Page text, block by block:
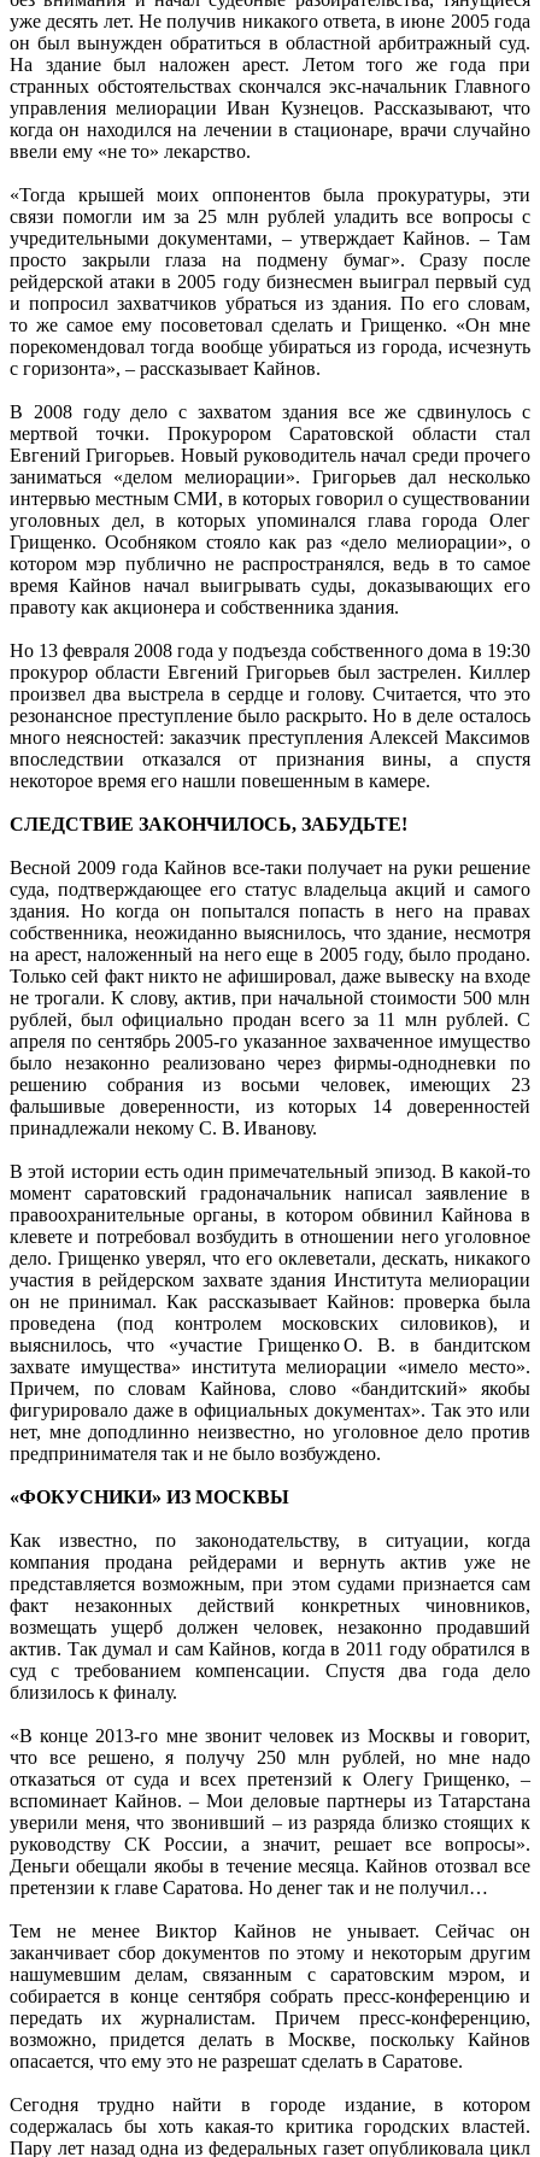
уже десять лет. Не получив никакого ответа, в июне 2005 года
он был вынужден обратиться в областной арбитражный суд.
На здание был наложен арест. Летом того же года при
странных обстоятельствах скончался экс-начальник Главного
управления мелиорации Иван Кузнецов. Рассказывают, что
когда он находился на лечении в стационаре, врачи случайно
ввели ему «не то» лекарство.
«Тогда крышей моих оппонентов была прокуратуры, эти
связи помогли им за 25 млн рублей уладить все вопросы с
учредительными документами, – утверждает Кайнов. – Там
просто закрыли глаза на подмену бумаг». Сразу после
рейдерской атаки в 2005 году бизнесмен выиграл первый суд
и попросил захватчиков убраться из здания. По его словам,
то же самое ему посоветовал сделать и Грищенко. «Он мне
порекомендовал тогда вообще убираться из города, исчезнуть
с горизонта», – рассказывает Кайнов.
В 2008 году дело с захватом здания все же сдвинулось с
мертвой точки. Прокурором Саратовской области стал
Евгений Григорьев. Новый руководитель начал среди прочего
заниматься «делом мелиорации». Григорьев дал несколько
интервью местным СМИ, в которых говорил о существовании
уголовных дел, в которых упоминался глава города Олег
Грищенко. Особняком стояло как раз «дело мелиорации», о
котором мэр публично не распространялся, ведь в то самое
время Кайнов начал выигрывать суды, доказывающих его
правоту как акционера и собственника здания.
Но 13 февраля 2008 года у подъезда собственного дома в 19:30
прокурор области Евгений Григорьев был застрелен. Киллер
произвел два выстрела в сердце и голову. Считается, что это
резонансное преступление было раскрыто. Но в деле осталось
много неясностей: заказчик преступления Алексей Максимов
впоследствии отказался от признания вины, а спустя
некоторое время его нашли повешенным в камере.
СЛЕДСТВИЕ ЗАКОНЧИЛОСЬ, ЗАБУДЬТЕ!
Весной 2009 года Кайнов все-таки получает на руки решение
суда, подтверждающее его статус владельца акций и самого
здания. Но когда он попытался попасть в него на правах
собственника, неожиданно выяснилось, что здание, несмотря
на арест, наложенный на него еще в 2005 году, было продано.
Только сей факт никто не афишировал, даже вывеску на входе
не трогали. К слову, актив, при начальной стоимости 500 млн
рублей, был официально продан всего за 11 млн рублей. С
апреля по сентябрь 2005-го указанное захваченное имущество
было незаконно реализовано через фирмы-однодневки по
решению собрания из восьми человек, имеющих 23
фальшивые доверенности, из которых 14 доверенностей
принадлежали некому С. В. Иванову.
В этой истории есть один примечательный эпизод. В какой-то
момент саратовский градоначальник написал заявление в
правоохранительные органы, в котором обвинил Кайнова в
клевете и потребовал возбудить в отношении него уголовное
дело. Грищенко уверял, что его оклеветали, дескать, никакого
участия в рейдерском захвате здания Института мелиорации
он не принимал. Как рассказывает Кайнов: проверка была
проведена (под контролем московских силовиков), и
выяснилось, что «участие Грищенко О. В. в бандитском
захвате имущества» института мелиорации «имело место».
Причем, по словам Кайнова, слово «бандитский» якобы
фигурировало даже в официальных документах». Так это или
нет, мне доподлинно неизвестно, но уголовное дело против
предпринимателя так и не было возбуждено.
«ФОКУСНИКИ» ИЗ МОСКВЫ
Как известно, по законодательству, в ситуации, когда
компания продана рейдерами и вернуть актив уже не
представляется возможным, при этом судами признается сам
факт незаконных действий конкретных чиновников,
возмещать ущерб должен человек, незаконно продавший
актив. Так думал и сам Кайнов, когда в 2011 году обратился в
суд с требованием компенсации. Спустя два года дело
близилось к финалу.
«В конце 2013-го мне звонит человек из Москвы и говорит,
что все решено, я получу 250 млн рублей, но мне надо
отказаться от суда и всех претензий к Олегу Грищенко, –
вспоминает Кайнов. – Мои деловые партнеры из Татарстана
уверили меня, что звонивший – из разряда близко стоящих к
руководству СК России, а значит, решает все вопросы».
Деньги обещали якобы в течение месяца. Кайнов отозвал все
претензии к главе Саратова. Но денег так и не получил…
Тем не менее Виктор Кайнов не унывает. Сейчас он
заканчивает сбор документов по этому и некоторым другим
нашумевшим делам, связанным с саратовским мэром, и
собирается в конце сентября собрать пресс-конференцию и
передать их журналистам. Причем пресс-конференцию,
возможно, придется делать в Москве, поскольку Кайнов
опасается, что ему это не разрешат сделать в Саратове.
Сегодня трудно найти в городе издание, в котором
содержалась бы хоть какая-то критика городских властей.
Пару лет назад одна из федеральных газет опубликовала цикл